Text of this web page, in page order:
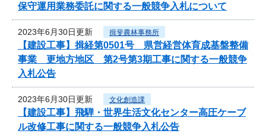
保守運用業務委託に関する一般競争入札について
2023年6月30日更新 揖斐農林事務所
【建設工事】揖経第0501号 県営経営体育成基盤整備
事業 更地方地区 第2号第3期工事に関する一般競争
入札公告
2023年6月30日更新 文化創造課
【建設工事】飛騨・世界生活文化センター高圧ケーブ
ル改修工事に関する一般競争入札公告